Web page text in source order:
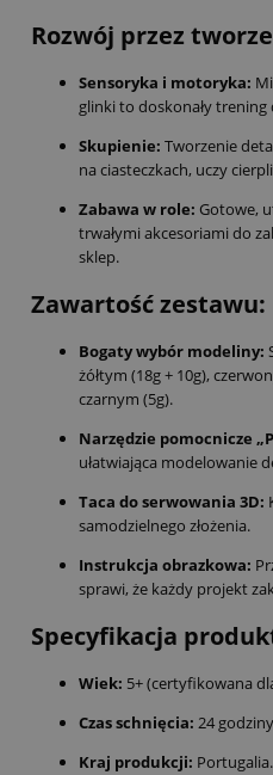
Rozwój przez
Sensoryka i motoryka:
glinki to doskonały trening
Skupienie: Tworzenie
na ciasteczkach, uczy
Zabawa w role: Gotowe,
trwałymi akcesoriami do
sklep.
Zawartość zestawu:
Bogaty wybór modeliny:
żółtym (18g + 10g),
czarnym (5g).
Narzędzie pomocnicze
ułatwiająca modelowanie
Taca do serwowania 3D:
samodzielnego złożenia.
Instrukcja obrazkowa:
sprawi, że każdy projekt
Specyfikacja
Wiek: 5+ (certyfikowana
Czas schnięcia: 24
Kraj produkcji: Portugalia.